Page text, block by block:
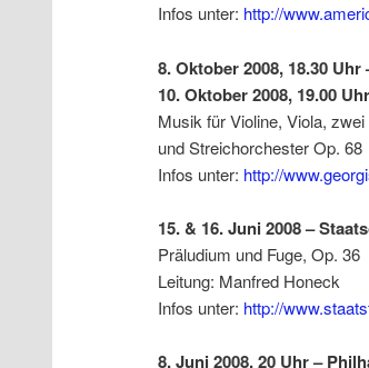
Infos unter: http://
8. Oktober 2008, 18.30
10. Oktober 2008, 19.00
Musik für Violine, Viola,
und Streichorchester Op. 68
Infos unter: http://
15. & 16. Juni 2008 –
Präludium und Fuge, Op. 36
Leitung: Manfred Honeck
Infos unter: http://
8. Juni 2008, 20 Uhr –